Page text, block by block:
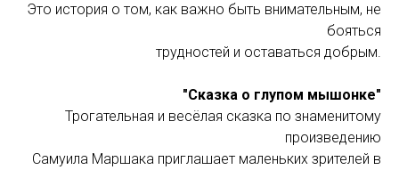
Это история о том, как важно быть внимательным, не
бояться
трудностей и оставаться добрым.
"Сказка о глупом мышонке"
Трогательная и весёлая сказка по знаменитому
произведению
Самуила Маршака приглашает маленьких зрителей в